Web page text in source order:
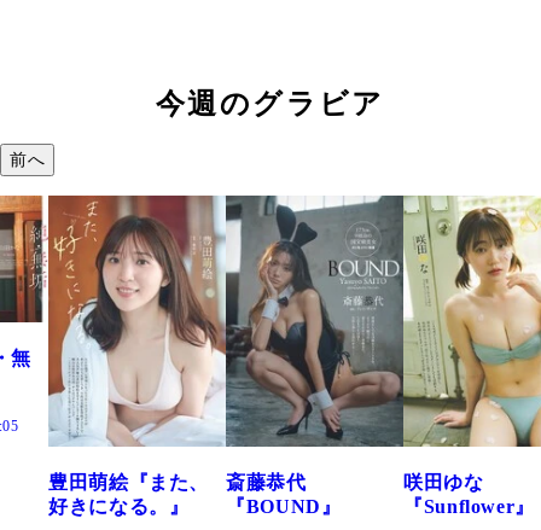
今週のグラビア
前へ
『また、
る。』
斎藤恭代
『BOUND』
咲田ゆな
『Sunflower』
藤水咲
だまり』